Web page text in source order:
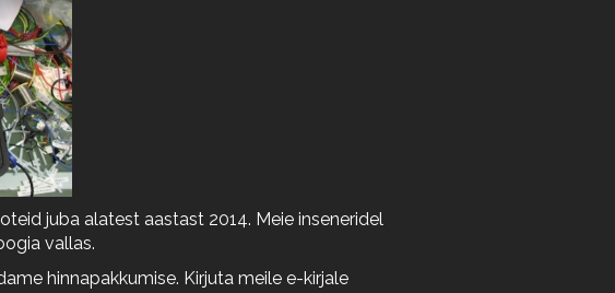
juba alatest aastast 2014. Meie inseneridel
vallas.
hinnapakkumise. Kirjuta meile e-kirjale